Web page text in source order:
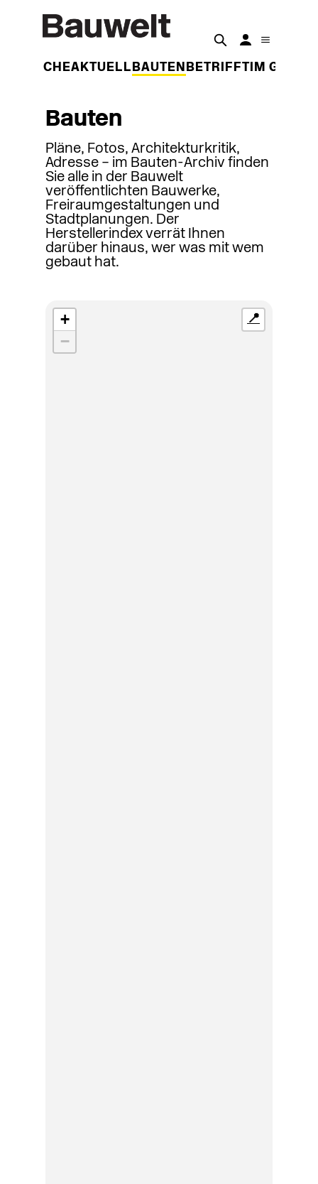
WOCHEAKTUELL BAUTEN BETRIFFT IM
Bauten
Pläne, Fotos, Architekturkritik,
Adresse – im Bauten-Archiv finden
Sie alle in der Bauwelt
veröffentlichten Bauwerke,
Freiraumgestaltungen und
Stadtplanungen. Der
Herstellerindex verrät Ihnen
darüber hinaus, wer was mit wem
gebaut hat.
+
−
📍